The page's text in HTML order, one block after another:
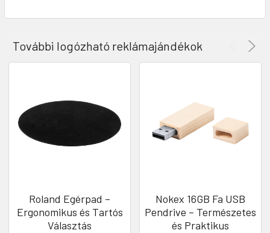
További logózható reklámajándékok
Roland Egérpad –
Ergonomikus és Tartós
Választás
Nokex 16GB Fa USB
Pendrive – Természetes
és Praktikus